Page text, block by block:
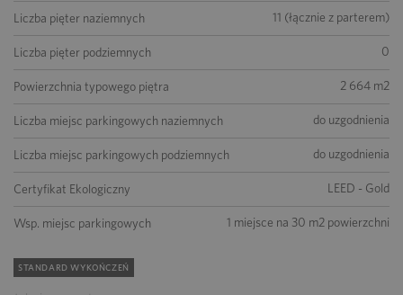
Liczba pięter naziemnych 11 (łącznie z parterem)
Liczba pięter podziemnych 0
Powierzchnia typowego piętra 2 664 m2
Liczba miejsc parkingowych naziemnych do uzgodnienia
Liczba miejsc parkingowych podziemnych do uzgodnienia
Certyfikat Ekologiczny LEED - Gold
Wsp. miejsc parkingowych 1 miejsce na 30 m2 powierzchni
STANDARD WYKOŃCZEŃ